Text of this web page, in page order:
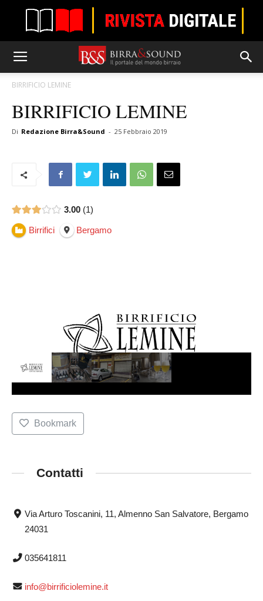
BIRRIFICIO LEMINE
BIRRIFICIO LEMINE
Di Redazione Birra&Sound - 25 Febbraio 2019
3.00 1
Birrifici Bergamo
Bookmark
Contatti
Via Arturo Toscanini, 11, Almenno San Salvatore, Bergamo
24031
035641811
info@birrificiolemine.it